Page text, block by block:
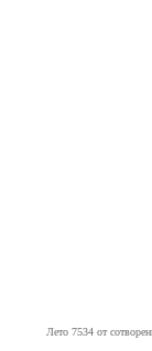
Лето 7534 от